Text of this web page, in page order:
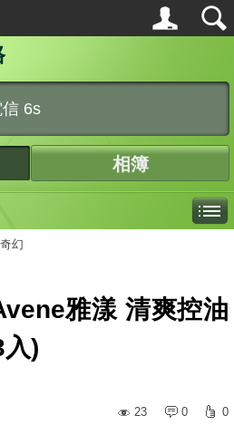
6s
相簿
幻
雅漾 清爽控油
)
23
0 0